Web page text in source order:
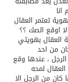
مدينة الملك سلمان للطاقة “سبارك” توقع اتفاقية تطوير مصانع جاهزة ومتخصصة في مجال الطاقة
تعتمر العقال
اوقع الصك ؟؟
العقال بهويتي
من احد
، عندها وقع
لمحه
من الرجل الا